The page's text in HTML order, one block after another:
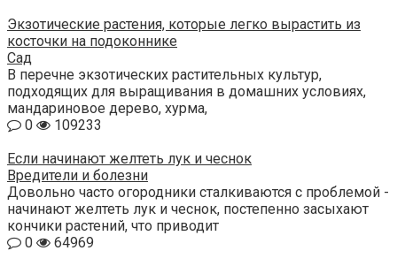
Экзотические растения, которые легко вырастить из
косточки на подоконнике
Сад
В перечне экзотических растительных культур,
подходящих для выращивания в домашних условиях,
мандариновое дерево, хурма,
0
109233
Если начинают желтеть лук и чеснок
Вредители и болезни
Довольно часто огородники сталкиваются с проблемой -
начинают желтеть лук и чеснок, постепенно засыхают
кончики растений, что приводит
0
64969